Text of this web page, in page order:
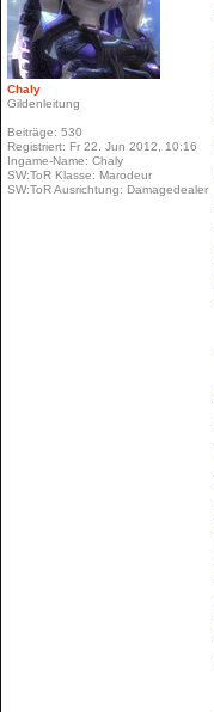
Chaly
Gildenleitung
Beiträge: 530
Registriert: Fr 22. Jun 2012, 10:16
Ingame-Name: Chaly
SW:ToR Klasse: Marodeur
SW:ToR Ausrichtung: Damagedealer